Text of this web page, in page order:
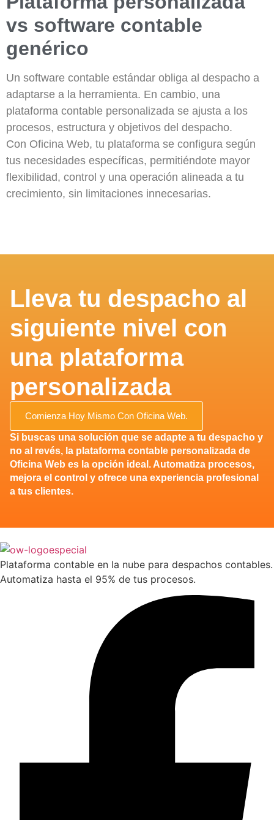
vs software contable
genérico
Un software contable estándar obliga al despacho a
adaptarse a la herramienta. En cambio, una
plataforma contable personalizada se ajusta a los
procesos, estructura y objetivos del despacho.
Con Oficina Web, tu plataforma se configura según
tus necesidades específicas, permitiéndote mayor
flexibilidad, control y una operación alineada a tu
crecimiento, sin limitaciones innecesarias.
Lleva tu despacho al
siguiente nivel con
una plataforma
personalizada​
Comienza Hoy Mismo Con Oficina Web.
Si buscas una solución que se adapte a tu despacho y
no al revés, la plataforma contable personalizada de
Oficina Web es la opción ideal. Automatiza procesos,
mejora el control y ofrece una experiencia profesional
a tus clientes.​
Plataforma contable en la nube para despachos contables.
Automatiza hasta el 95% de tus procesos.